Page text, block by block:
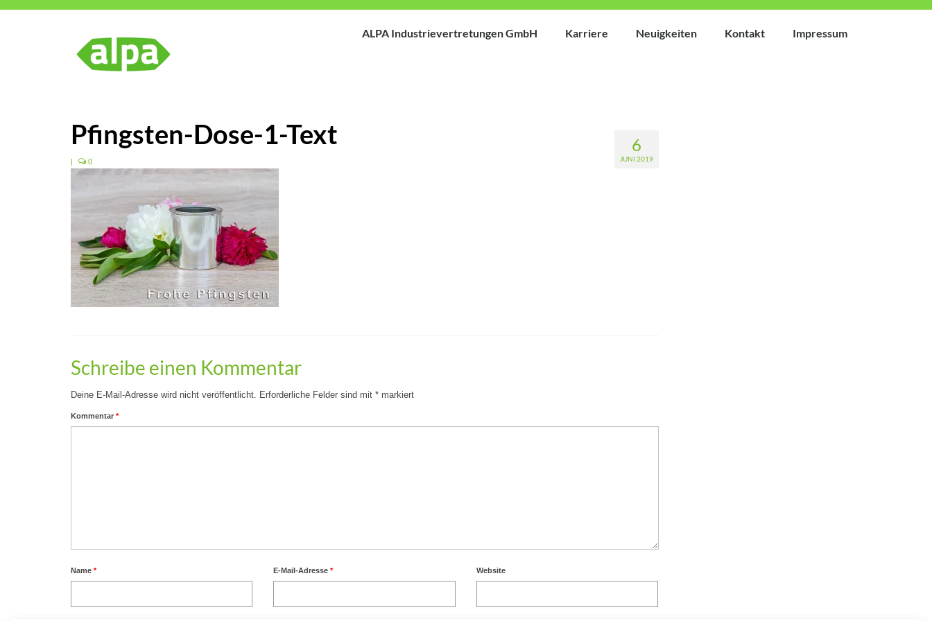
ALPA Industrievertretungen GmbH Karriere Neuigkeiten Kontakt Impressum
6
JUNI 2019
Pfingsten-Dose-1-Text
| 0
Schreibe einen Kommentar
Deine E-Mail-Adresse wird nicht veröffentlicht. Erforderliche Felder sind mit * markiert
Kommentar *
Name * E-Mail-Adresse* Website